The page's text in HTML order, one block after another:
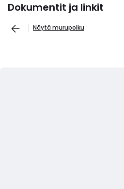
Dokumentit ja linkit
Näytä murupolku